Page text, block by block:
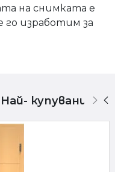
на снимката е
изработим за
Най- купувани